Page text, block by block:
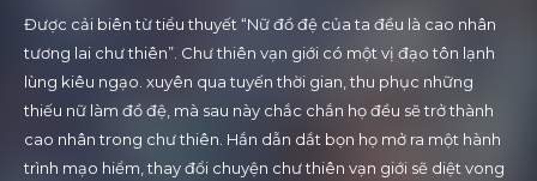
Được cải biên từ tiểu thuyết “Nữ đồ đệ của ta đều là cao nhân
tương lai chư thiên”. Chư thiên vạn giới có một vị đạo tôn lạnh
lùng kiêu ngạo. xuyên qua tuyến thời gian, thu phục những
thiếu nữ làm đồ đệ, mà sau này chắc chắn họ đều sẽ trở thành
cao nhân trong chư thiên. Hắn dẫn dắt bọn họ mở ra một hành
trình mạo hiểm, thay đổi chuyện chư thiên vạn giới sẽ diệt vong